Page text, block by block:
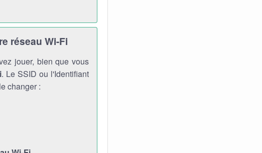
réseau Wi-Fi
jouer, bien que vous
. Le SSID ou l'Identifiant
changer :